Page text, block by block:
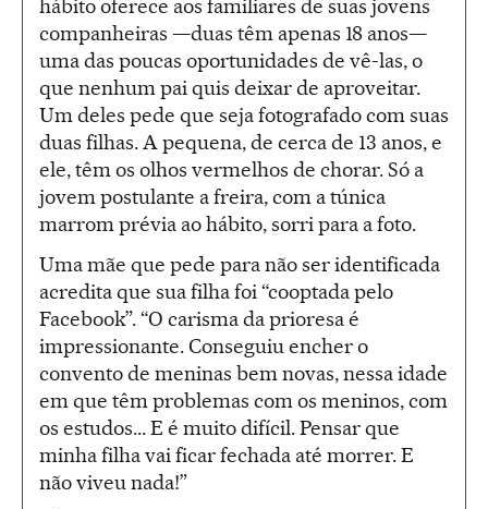
hábito oferece aos familiares de suas jovens
companheiras —duas têm apenas 18 anos—
uma das poucas oportunidades de vê-las, o
que nenhum pai quis deixar de aproveitar.
Um deles pede que seja fotografado com suas
duas filhas. A pequena, de cerca de 13 anos, e
ele, têm os olhos vermelhos de chorar. Só a
jovem postulante a freira, com a túnica
marrom prévia ao hábito, sorri para a foto.
Uma mãe que pede para não ser identificada
acredita que sua filha foi “cooptada pelo
Facebook”. “O carisma da prioresa é
impressionante. Conseguiu encher o
convento de meninas bem novas, nessa idade
em que têm problemas com os meninos, com
os estudos... E é muito difícil. Pensar que
minha filha vai ficar fechada até morrer. E
não viveu nada!”